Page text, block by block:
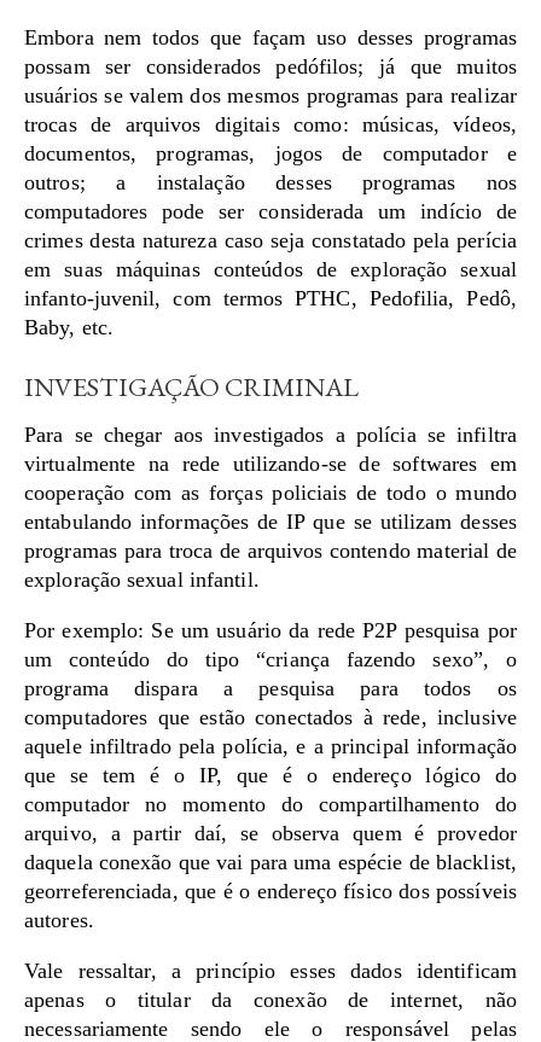
Embora nem todos que façam uso desses programas
possam ser considerados pedófilos; já que muitos
usuários se valem dos mesmos programas para realizar
trocas de arquivos digitais como: músicas, vídeos,
documentos, programas, jogos de computador e
outros; a instalação desses programas nos
computadores pode ser considerada um indício de
crimes desta natureza caso seja constatado pela perícia
em suas máquinas conteúdos de exploração sexual
infanto-juvenil, com termos PTHC, Pedofilia, Pedô,
Baby, etc.
INVESTIGAÇÃO CRIMINAL
Para se chegar aos investigados a polícia se infiltra
virtualmente na rede utilizando-se de softwares em
cooperação com as forças policiais de todo o mundo
entabulando informações de IP que se utilizam desses
programas para troca de arquivos contendo material de
exploração sexual infantil.
Por exemplo: Se um usuário da rede P2P pesquisa por
um conteúdo do tipo “criança fazendo sexo”, o
programa dispara a pesquisa para todos os
computadores que estão conectados à rede, inclusive
aquele infiltrado pela polícia, e a principal informação
que se tem é o IP, que é o endereço lógico do
computador no momento do compartilhamento do
arquivo, a partir daí, se observa quem é provedor
daquela conexão que vai para uma espécie de blacklist,
georreferenciada, que é o endereço físico dos possíveis
autores.
Vale ressaltar, a princípio esses dados identificam
apenas o titular da conexão de internet, não
necessariamente sendo ele o responsável pelas